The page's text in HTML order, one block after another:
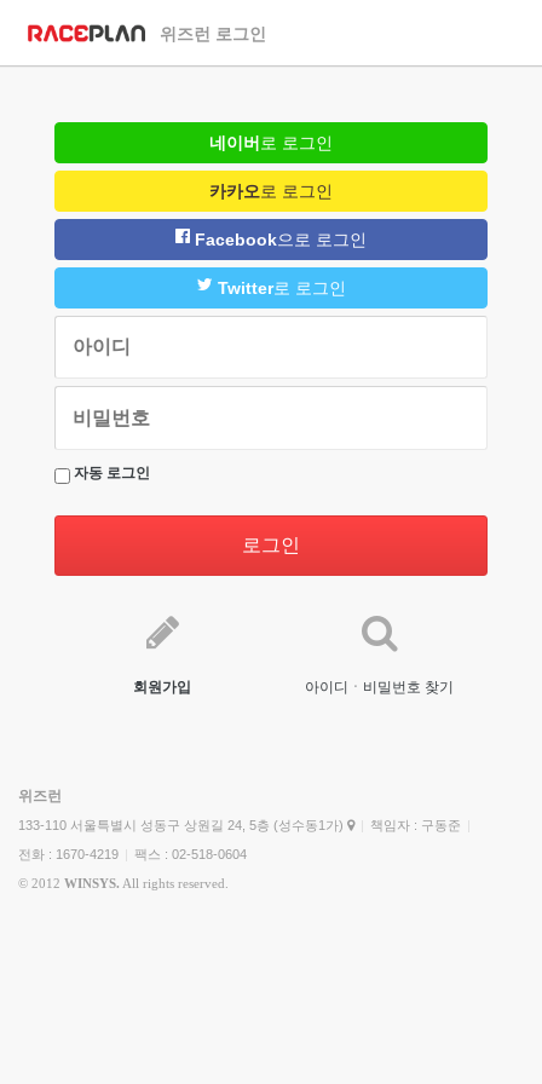
위즈런 로그인
네이버 로 로그인
카카오로 로그인
Facebook으로 로그인
Twitter로 로그인
자동 로그인
로그인
회원가입 아이디ㆍ비밀번호 찾기
위즈런
133-110 서울특별시 성동구 상원길 24, 5층 (성수동1가) 책임자 : 구동준
전화 : 1670-4219
팩스 : 02-518-0604
© 2012 WINSYS. All rights reserved.